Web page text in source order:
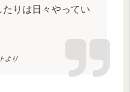
りは日々やってい
より